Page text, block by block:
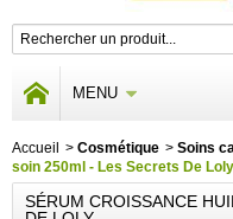
MENU
Accueil > Cosmétique > Soins
soin 250ml - Les Secrets De Loly
SÉRUM CROISSANCE